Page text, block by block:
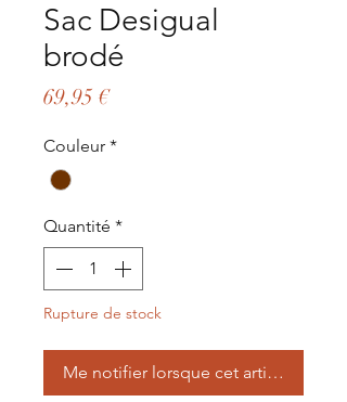
Sac Desigual
brodé
69,95 €Prix
Couleur *
Quantité *
Rupture de stock
Me notifier lorsque cet article est